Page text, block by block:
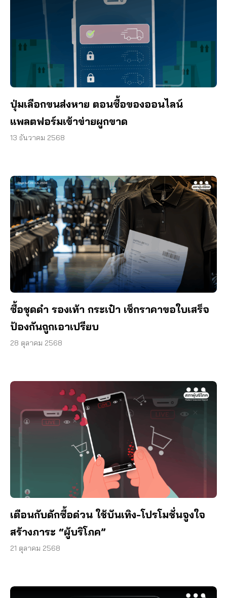
ปุ่มเลือกขนส่งหาย ตอนซื้อของออนไลน์
แพลตฟอร์มเข้าข่ายผูกขาด
13 ธันวาคม 2568
ซื้อชุดดำ รองเท้า กระเป๋า เช็กราคาขอใบเสร็จ
ป้องกันถูกเอาเปรียบ
28 ตุลาคม 2568
เตือนกับดักซื้อด่วน ใช้บันเทิง-โปรโมชั่นจูงใจ
สร้างภาระ “ผู้บริโภค”
21 ตุลาคม 2568